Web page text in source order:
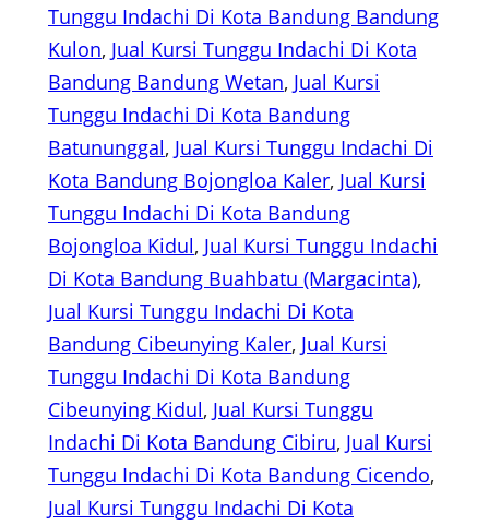
Tunggu Indachi Di Kota Bandung Bandung
Kulon, Jual Kursi Tunggu Indachi Di Kota
Bandung Bandung Wetan, Jual Kursi
Tunggu Indachi Di Kota Bandung
Batununggal, Jual Kursi Tunggu Indachi Di
Kota Bandung Bojongloa Kaler, Jual Kursi
Tunggu Indachi Di Kota Bandung
Bojongloa Kidul, Jual Kursi Tunggu Indachi
Di Kota Bandung Buahbatu (Margacinta)
Jual Kursi Tunggu Indachi Di Kota
Bandung Cibeunying Kaler, Jual Kursi
Tunggu Indachi Di Kota Bandung
Cibeunying Kidul, Jual Kursi Tunggu
Indachi Di Kota Bandung Cibiru, Jual Kursi
Tunggu Indachi Di Kota Bandung Cicendo
Jual Kursi Tunggu Indachi Di Kota